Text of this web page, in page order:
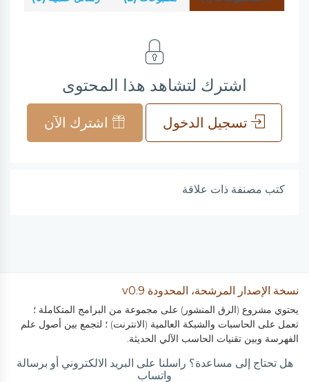
اشترك لتشاهد هذا المحتوى
تسجيل الدخول اشترك الآن
كتب مصنفة ذات علاقة
نسخة الإصدار المرشحة، المحدودة v0.9
يحتوي مشروع (الرق المنشور) على مجموعة من البرامج المتكاملة ؛
تعمل على الحاسبات والشبكة العالمية (الانترنت) ؛ لتجمع بين أصول علم
الفهرسة وبين تقنيات الحاسب الآلي الحديثة.
هل تحتاج إلى مساعدة؟ راسلنا على البريد الالكتروني أو برسالة
واتساب